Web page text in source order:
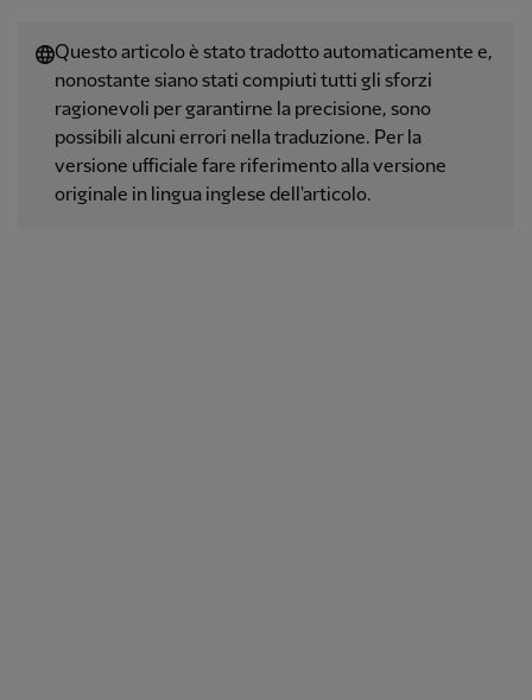
Questo articolo è stato tradotto automaticamente e,
nonostante siano stati compiuti tutti gli sforzi
ragionevoli per garantirne la precisione, sono
possibili alcuni errori nella traduzione. Per la
versione ufficiale fare riferimento alla versione
originale in lingua inglese dell'articolo.